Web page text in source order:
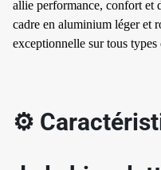
allie performance, confort et
cadre en aluminium léger et
exceptionnelle sur tous types
⚙️